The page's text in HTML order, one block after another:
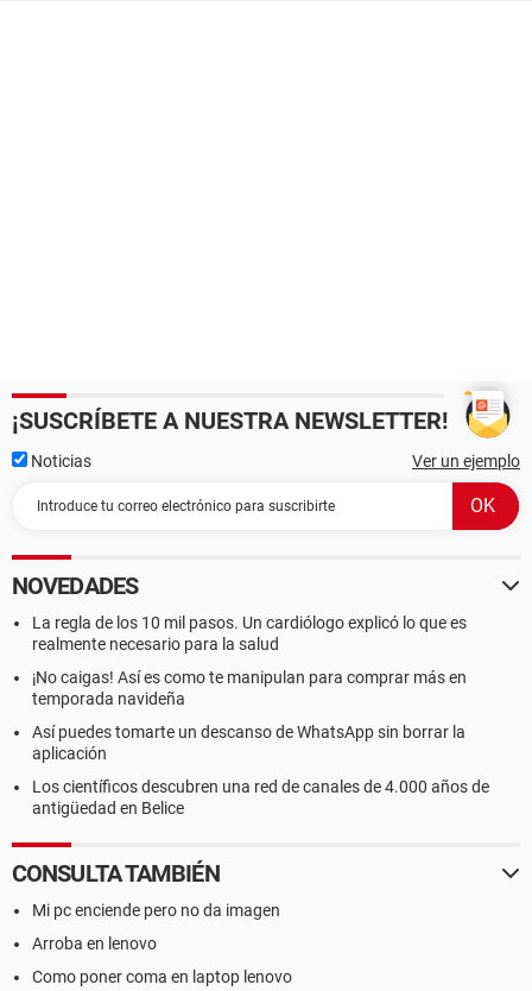
¡SUSCRÍBETE A NUESTRA NEWSLETTER!
Noticias Ver un ejemplo
NOVEDADES
La regla de los 10 mil pasos. Un cardiólogo explicó lo que es
realmente necesario para la salud
¡No caigas! Así es como te manipulan para comprar más en
temporada navideña
Así puedes tomarte un descanso de WhatsApp sin borrar la
aplicación
Los científicos descubren una red de canales de 4.000 años de
antigüedad en Belice
CONSULTA TAMBIÉN
Mi pc enciende pero no da imagen
Arroba en lenovo
Como poner coma en laptop lenovo